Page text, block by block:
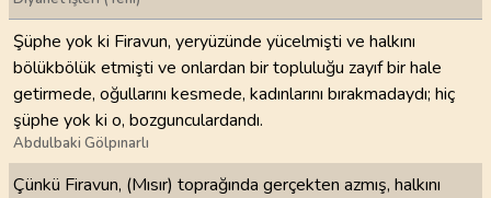
Şüphe yok ki Firavun, yeryüzünde yücelmişti ve halkını
bölükbölük etmişti ve onlardan bir topluluğu zayıf bir hale
getirmede, oğullarını kesmede, kadınlarını bırakmadaydı; hiç
şüphe yok ki o, bozgunculardandı.
Abdulbaki Gölpınarlı
Çünkü Firavun, (Mısır) toprağında gerçekten azmış, halkını